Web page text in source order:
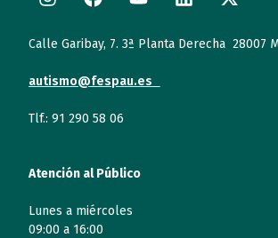
Calle Garibay, 7. 3ª Planta Derecha 28007
autismo@fespau.es
Tlf.: 91 290 58 06
Atención al Público
Lunes a miércoles
09:00 a 16:00